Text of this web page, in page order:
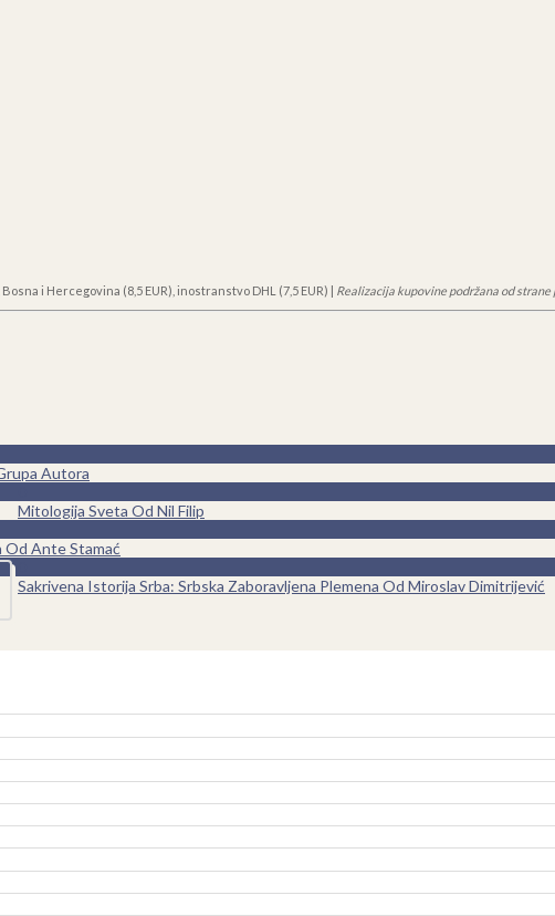
i Hercegovina (8,5 EUR), inostranstvo DHL (7,5 EUR) | Realizacija kupovine podržana od
Autora
Mitologija Sveta Od Nil Filip
Ante Stamać
Sakrivena Istorija Srba: Srbska Zaboravljena Plemena Od Miroslav Dimitrijević